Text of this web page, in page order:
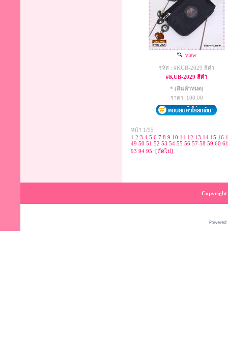
view
รหัส : #KUB-2029 สีดำ
#KUB-2029 สีดำ
* (สินค้าหมด)
ราคา: 100.00
หน้า 1/95
1 2 3 4 5 6 7 8 9 10 11 12 13 14 15 16
49 50 51 52 53 54 55 56 57 58 59 60 61
93 94 95 [ถัดไป]
Copyright